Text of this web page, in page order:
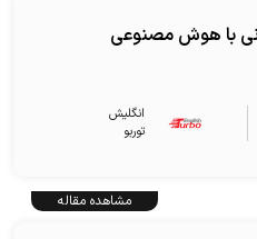
با هوش مصنوعی
انگلیش‌
توربو
مشاهده مقاله